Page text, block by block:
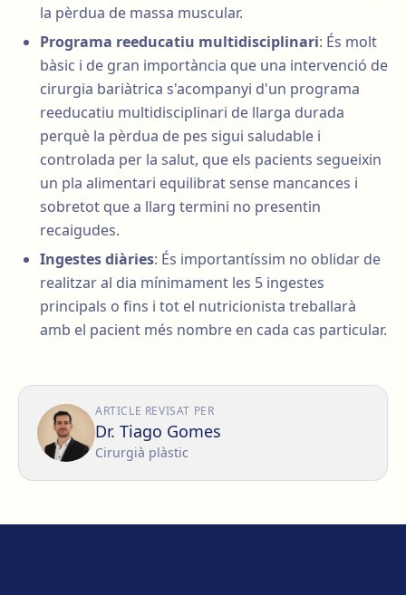
la pèrdua de massa muscular.
Programa reeducatiu multidisciplinari: És molt
bàsic i de gran importància que una intervenció de
cirurgia bariàtrica s'acompanyi d'un programa
reeducatiu multidisciplinari de llarga durada
perquè la pèrdua de pes sigui saludable i
controlada per la salut, que els pacients segueixin
un pla alimentari equilibrat sense mancances i
sobretot que a llarg termini no presentin
recaigudes.
Ingestes diàries: És importantíssim no oblidar de
realitzar al dia mínimament les 5 ingestes
principals o fins i tot el nutricionista treballarà
amb el pacient més nombre en cada cas particular.
ARTICLE REVISAT PER
Dr. Tiago Gomes
Cirurgià plàstic